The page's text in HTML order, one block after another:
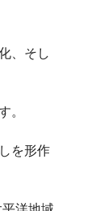
、そし
を形作